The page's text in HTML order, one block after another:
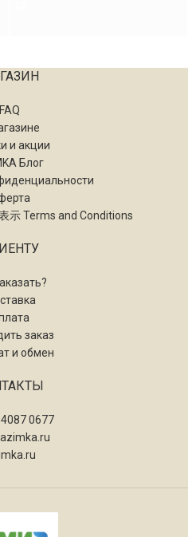
FAQ
и акции
Блог
示 Terms and Conditions
заказ
и обмен
0677